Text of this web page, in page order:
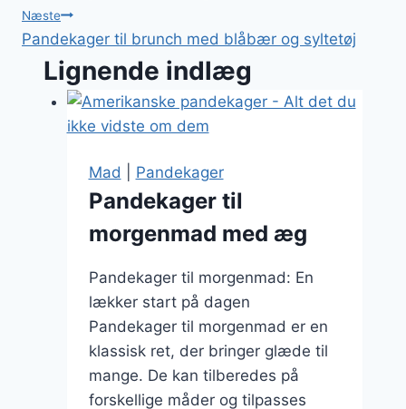
Næste
Pandekager til brunch med blåbær og syltetøj
Lignende indlæg
Mad Pandekager
Pandekager til
morgenmad med æg
Pandekager til morgenmad: En
lækker start på dagen
Pandekager til morgenmad er en
klassisk ret, der bringer glæde til
mange. De kan tilberedes på
forskellige måder og tilpasses